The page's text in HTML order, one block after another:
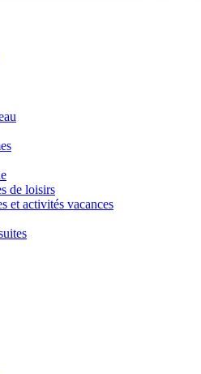
de loisirs
et activités vacances